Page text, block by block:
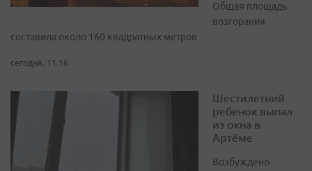
Общая площадь
возгорания
составила около 160 квадратных метров
сегодня, 11:16
Шестилетний
ребенок выпал
из окна в
Артёме
Возбуждено